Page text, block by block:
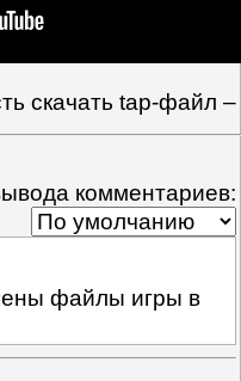
скачать tap-файл –
комментариев:
файлы игры в